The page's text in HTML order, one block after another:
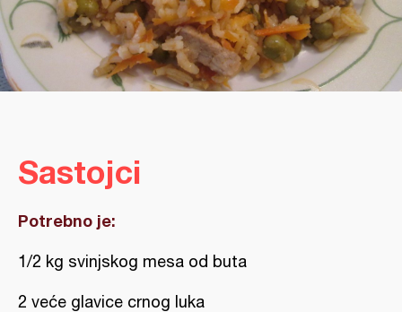
Sastojci
Potrebno je:
1/2 kg svinjskog mesa od buta
2 veće glavice crnog luka